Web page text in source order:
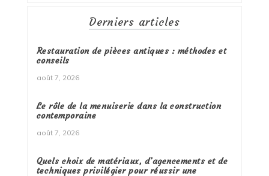
Derniers articles
Restauration de pièces antiques : méthodes et
conseils
août 7, 2026
Le rôle de la menuiserie dans la construction
contemporaine
août 7, 2026
Quels choix de matériaux, d’agencements et de
techniques privilégier pour réussir une